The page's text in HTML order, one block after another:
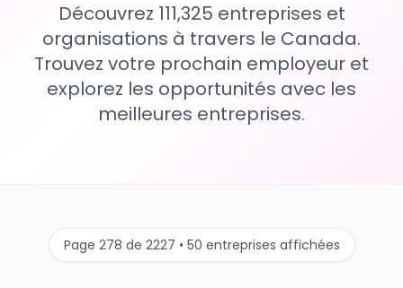
Découvrez 111,325 entreprises et
organisations à travers le Canada.
Trouvez votre prochain employeur et
explorez les opportunités avec les
meilleures entreprises.
Page 278 de 2227 • 50 entreprises affichées